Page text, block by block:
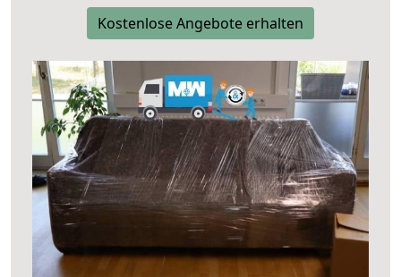
Kostenlose Angebote erhalten